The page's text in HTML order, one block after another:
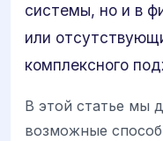
системы, но и в
или
комплексного
В этой статье мы
возможные